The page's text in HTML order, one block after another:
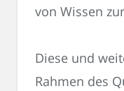
von Wissen
Diese und
Rahmen des